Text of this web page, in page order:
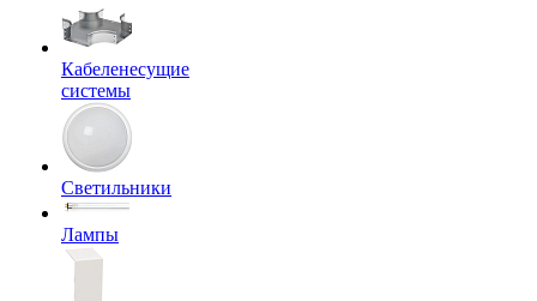
Кабеленесущие
системы
Светильники
Лампы